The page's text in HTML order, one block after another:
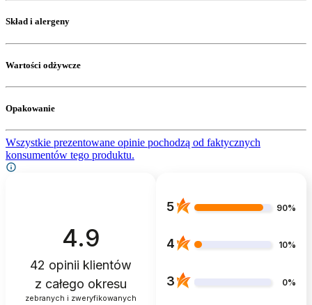
Skład i alergeny
Wartości odżywcze
Opakowanie
Wszystkie prezentowane opinie pochodzą od faktycznych
konsumentów tego produktu.
4.9
42 opinii klientów
z całego okresu
zebranych i zweryfikowanych
5 90%
4 10%
3 0%